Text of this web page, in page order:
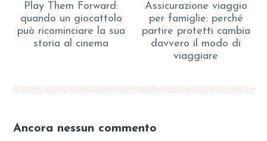
Play Them Forward:
quando un giocattolo
può ricominciare la sua
storia al cinema
Assicurazione viaggio
per famiglie: perché
partire protetti cambia
davvero il modo di
viaggiare
Ancora nessun commento